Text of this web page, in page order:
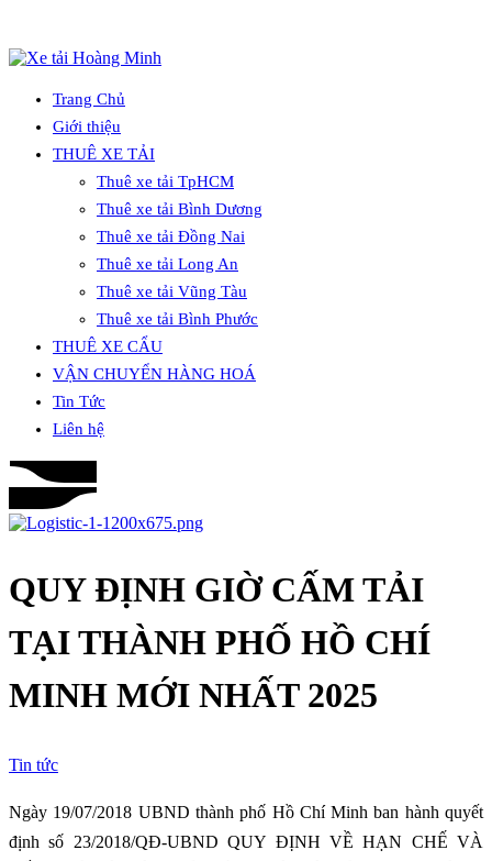
Trang Chủ
Giới thiệu
THUÊ XE TẢI
Thuê xe tải TpHCM
Thuê xe tải Bình Dương
Thuê xe tải Đồng Nai
Thuê xe tải Long An
Thuê xe tải Vũng Tàu
Thuê xe tải Bình Phước
THUÊ XE CẨU
VẬN CHUYỂN HÀNG HOÁ
Tin Tức
Liên hệ
QUY ĐỊNH GIỜ CẤM TẢI
TẠI THÀNH PHỐ HỒ CHÍ
MINH MỚI NHẤT 2025
Tin tức
Ngày 19/07/2018 UBND thành phố Hồ Chí Minh ban hành quyết
định số 23/2018/QĐ-UBND QUY ĐỊNH VỀ HẠN CHẾ VÀ